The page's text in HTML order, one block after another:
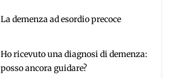
La demenza ad esordio precoce
Ho ricevuto una diagnosi di demenza:
posso ancora guidare?